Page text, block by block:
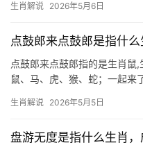
以生肖论之，这一成语暗含的“
生肖解说 2026年5月6日
点鼓郎来点鼓郎是指什
点鼓郎来点鼓郎指的是生肖鼠
鼠、马、虎、猴、蛇；一起来
鼠辈，因其夜间活动如擂鼓般
生肖解说 2026年5月5日
盘游无度是指什么生肖